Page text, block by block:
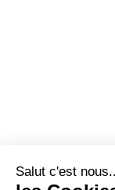
Restez informé